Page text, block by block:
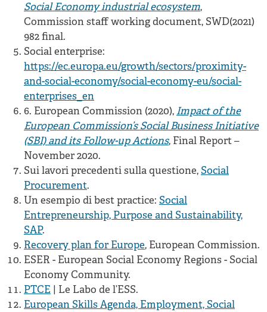
Social Economy industrial ecosystem,
Commission staff working document, SWD(2021)
982 final.
Social enterprise:
https://ec.europa.eu/growth/sectors/proximity-
and-social-economy/social-economy-eu/social-
enterprises_en
6. European Commission (2020), Impact of the
European Commission’s Social Business Initiative
(SBI) and its Follow-up Actions, Final Report –
November 2020.
Sui lavori precedenti sulla questione, Social
Procurement.
Un esempio di best practice: Social
Entrepreneurship, Purpose and Sustainability,
SAP.
Recovery plan for Europe, European Commission.
ESER - European Social Economy Regions - Social
Economy Community.
PTCE | Le Labo de l’ESS.
European Skills Agenda, Employment, Social